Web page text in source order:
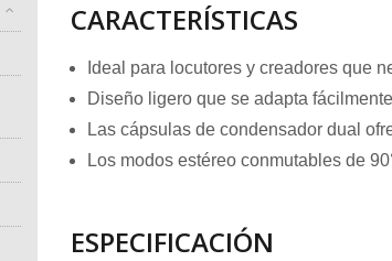
CARACTERÍSTICAS
Ideal para locutores y creadores que
Diseño ligero que se adapta
Las cápsulas de condensador dual
Los modos estéreo conmutables de
ESPECIFICACIÓN